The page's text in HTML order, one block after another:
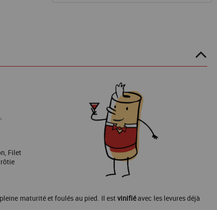
Filet
maturité et foulés au pied. Il estvinifiéavec les levures déjà